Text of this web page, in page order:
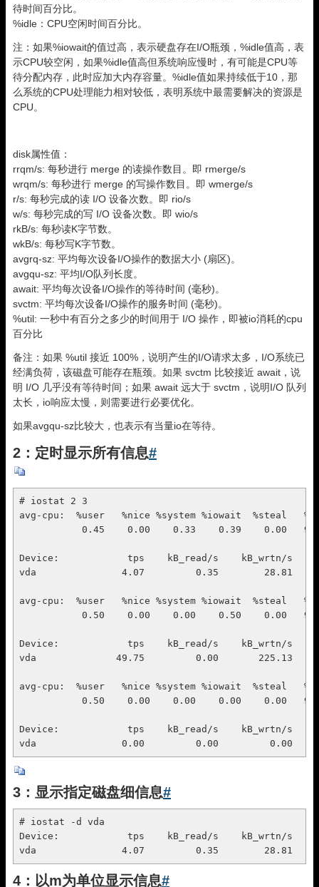
待时间百分比。
%idle：CPU空闲时间百分比。
注：如果%iowait的值过高，表示硬盘存在I/O瓶颈，%idle值高，表
示CPU较空闲，如果%idle值高但系统响应慢时，有可能是CPU等
待分配内存，此时应加大内存容量。%idle值如果持续低于10，那
么系统的CPU处理能力相对较低，表明系统中最需要解决的资源是
CPU。
disk属性值：
rrqm/s: 每秒进行 merge 的读操作数目。即 rmerge/s
wrqm/s: 每秒进行 merge 的写操作数目。即 wmerge/s
r/s: 每秒完成的读 I/O 设备次数。即 rio/s
w/s: 每秒完成的写 I/O 设备次数。即 wio/s
rkB/s: 每秒读K字节数。
wkB/s: 每秒写K字节数。
avgrq-sz: 平均每次设备I/O操作的数据大小 (扇区)。
avgqu-sz: 平均I/O队列长度。
await: 平均每次设备I/O操作的等待时间 (毫秒)。
svctm: 平均每次设备I/O操作的服务时间 (毫秒)。
%util: 一秒中有百分之多少的时间用于 I/O 操作，即被io消耗的cpu
百分比
备注：如果 %util 接近 100%，说明产生的I/O请求太多，I/O系统已
经满负荷，该磁盘可能存在瓶颈。如果 svctm 比较接近 await，说
明 I/O 几乎没有等待时间；如果 await 远大于 svctm，说明I/O 队列
太长，io响应太慢，则需要进行必要优化。
如果avgqu-sz比较大，也表示有当量io在等待。
2：定时显示所有信息#
# iostat 2 3
avg-cpu:  %user   %nice %system %iowait  %steal
0.45    0.00    0.33    0.39    0.00
Device:            tps    kB_read/s    kB_wrtn/s
vda               4.07         0.35        28.81
avg-cpu:  %user   %nice %system %iowait  %steal
0.50    0.00    0.00    0.50    0.00
Device:            tps    kB_read/s    kB_wrtn/s
vda              49.75         0.00       225.13
avg-cpu:  %user   %nice %system %iowait  %steal
0.50    0.00    0.00    0.00    0.00
Device:            tps    kB_read/s    kB_wrtn/s
vda               0.00         0.00         0.00
3：显示指定磁盘细信息#
# iostat -d vda
Device:            tps    kB_read/s    kB_wrtn/s
vda               4.07         0.35        28.81
4：以m为单位显示信息#